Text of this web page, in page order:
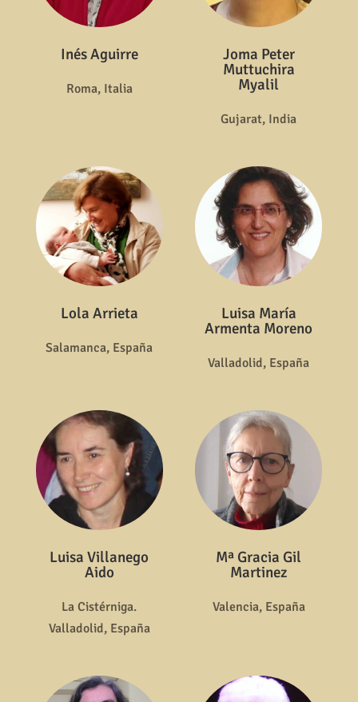
Inés Aguirre
Roma, Italia
Joma Peter
Muttuchira
Myalil
Gujarat, India
Lola Arrieta
Salamanca, España
Luisa María
Armenta Moreno
Valladolid, España
Luisa Villanego
Aido
La Cistérniga.
Valladolid, España
Mª Gracia Gil
Martinez
Valencia, España